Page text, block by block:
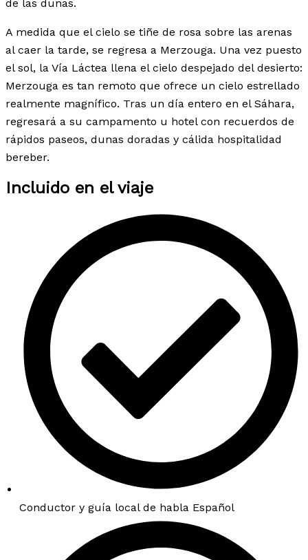
de las dunas.
A medida que el cielo se tiñe de rosa sobre las arenas
al caer la tarde, se regresa a Merzouga. Una vez puesto
el sol, la Vía Láctea llena el cielo despejado del desierto:
Merzouga es tan remoto que ofrece un cielo estrellado
realmente magnífico. Tras un día entero en el Sáhara,
regresará a su campamento u hotel con recuerdos de
rápidos paseos, dunas doradas y cálida hospitalidad
bereber.
Incluido en el viaje
Conductor y guía local de habla Español